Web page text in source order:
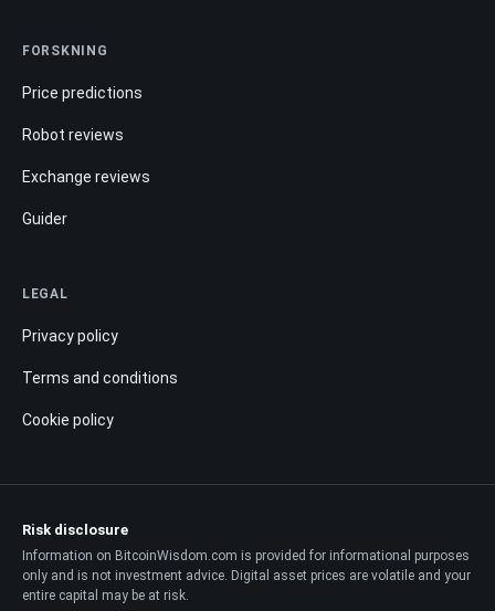
FORSKNING
Price predictions
Robot reviews
Exchange reviews
Guider
LEGAL
Privacy policy
Terms and conditions
Cookie policy
Risk disclosure
Information on BitcoinWisdom.com is provided for informational purposes
only and is not investment advice. Digital asset prices are volatile and your
entire capital may be at risk.